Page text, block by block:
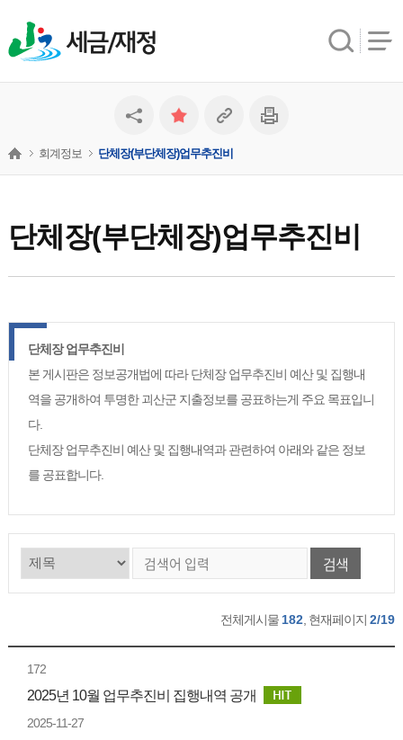
세금/재정
단체장(부단체장)업무추진비
회계정보 단체장(부단체장)업무추진비
단체장 업무추진비
본 게시판은 정보공개법에 따라 단체장 업무추진비 예산 및 집행내
역을 공개하여 투명한 괴산군 지출정보를 공표하는게 주요 목표입니
다.
단체장 업무추진비 예산 및 집행내역과 관련하여 아래와 같은 정보
를 공표합니다.
검색
전체게시물 182 , 현재페이지2/19
172
2025년 10월 업무추진비 집행내역 공개
2025-11-27